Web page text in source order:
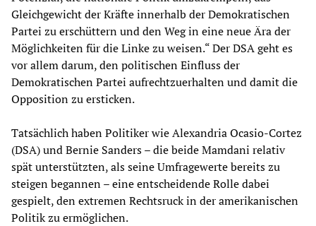
Gleichgewicht der Kräfte innerhalb der Demokratischen
Partei zu erschüttern und den Weg in eine neue Ära der
Möglichkeiten für die Linke zu weisen.“ Der DSA geht es
vor allem darum, den politischen Einfluss der
Demokratischen Partei aufrechtzuerhalten und damit die
Opposition zu ersticken.
Tatsächlich haben Politiker wie Alexandria Ocasio-Cortez
(DSA) und Bernie Sanders – die beide Mamdani relativ
spät unterstützten, als seine Umfragewerte bereits zu
steigen begannen – eine entscheidende Rolle dabei
gespielt, den extremen Rechtsruck in der amerikanischen
Politik zu ermöglichen.